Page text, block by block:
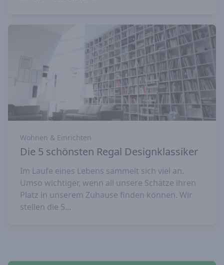
Wohnen & Einrichten
Die 5 schönsten Regal Designklassiker
Im Laufe eines Lebens sammelt sich viel an.
Umso wichtiger, wenn all unsere Schätze ihren
Platz in unserem Zuhause finden können. Wir
stellen die 5...